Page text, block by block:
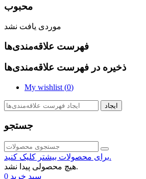
محبوب
موردی یافت نشد
فهرست علاقه‌مندی‌ها
ذخیره در فهرست علاقه‌مندی‌ها
My wishlist (0)
ایجاد
جستجو
برای محصولات بیشتر کلیک کنید.
هیچ محصولی پیدا نشد.
سبد خرید 0